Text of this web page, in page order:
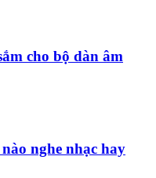
cho bộ dàn âm
nghe nhạc hay